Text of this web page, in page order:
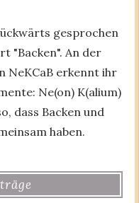
gesprochen
"Backen". An der
NeKCaB erkennt ihr
Ne(on) K(alium)
dass Backen und
haben.